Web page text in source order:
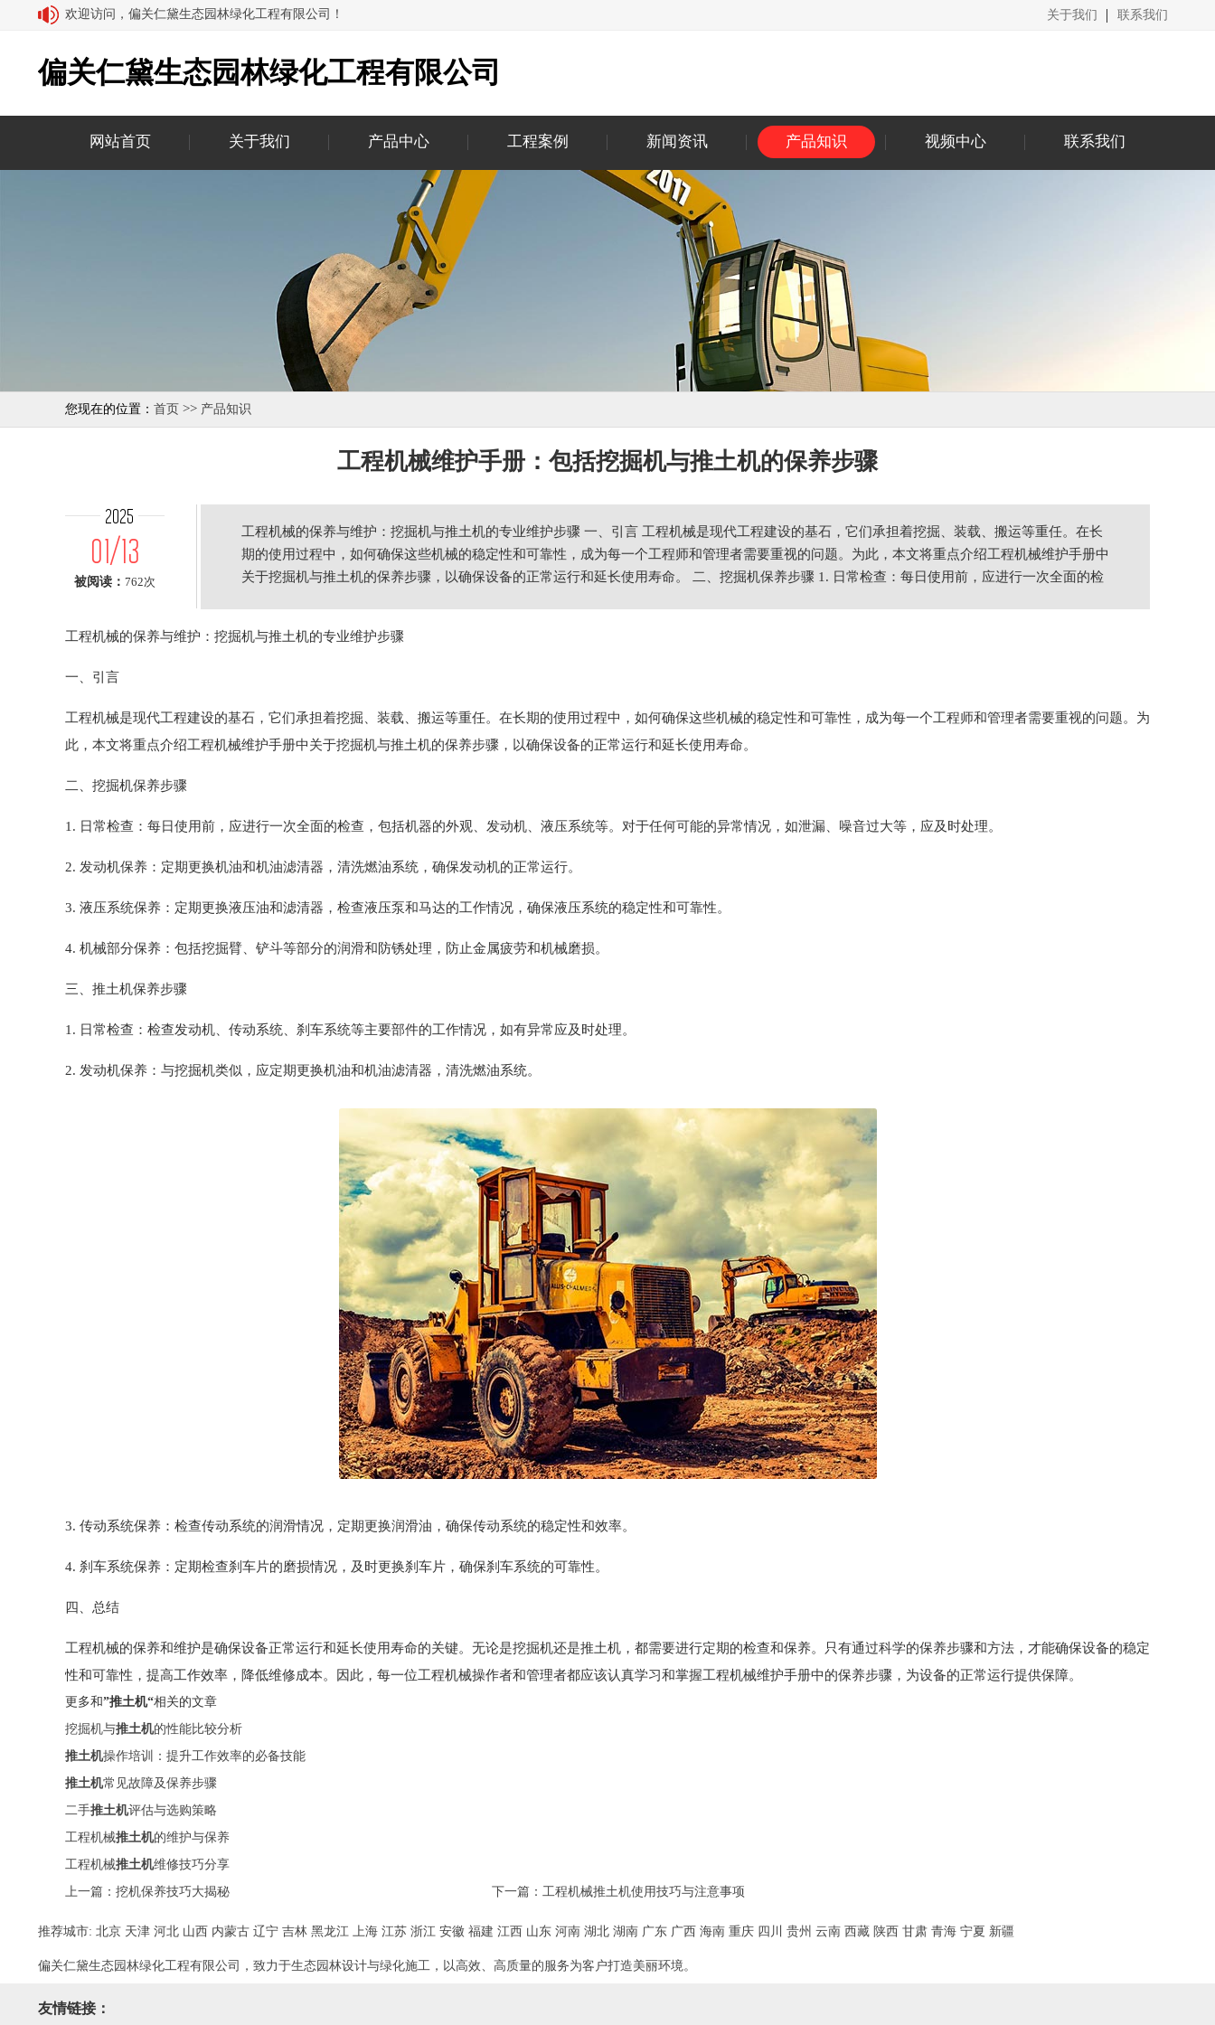
欢迎访问，偏关仁黛生态园林绿化工程有限公司！ 关于我们 联系我们
偏关仁黛生态园林绿化工程有限公司
网站首页 关于我们 产品中心 工程案例 新闻资讯 产品知识 视频中心 联系我们
您现在的位置： 首页 >> 产品知识
工程机械维护手册：包括挖掘机与推土机的保养步骤
2025
01/13
被阅读： 762次
工程机械的保养与维护：挖掘机与推土机的专业维护步骤 一、引言 工程机械是现代工程建设的基石，它们承担着挖掘、装载、搬运等重任。在长
期的使用过程中，如何确保这些机械的稳定性和可靠性，成为每一个工程师和管理者需要重视的问题。为此，本文将重点介绍工程机械维护手册中
关于挖掘机与推土机的保养步骤，以确保设备的正常运行和延长使用寿命。 二、挖掘机保养步骤 1. 日常检查：每日使用前，应进行一次全面的检
工程机械的保养与维护：挖掘机与推土机的专业维护步骤
一、引言
工程机械是现代工程建设的基石，它们承担着挖掘、装载、搬运等重任。在长期的使用过程中，如何确保这些机械的稳定性和可靠性，成为每一个工程师和管理者需要重视的问题。为
此，本文将重点介绍工程机械维护手册中关于挖掘机与推土机的保养步骤，以确保设备的正常运行和延长使用寿命。
二、挖掘机保养步骤
1. 日常检查：每日使用前，应进行一次全面的检查，包括机器的外观、发动机、液压系统等。对于任何可能的异常情况，如泄漏、噪音过大等，应及时处理。
2. 发动机保养：定期更换机油和机油滤清器，清洗燃油系统，确保发动机的正常运行。
3. 液压系统保养：定期更换液压油和滤清器，检查液压泵和马达的工作情况，确保液压系统的稳定性和可靠性。
4. 机械部分保养：包括挖掘臂、铲斗等部分的润滑和防锈处理，防止金属疲劳和机械磨损。
三、推土机保养步骤
1. 日常检查：检查发动机、传动系统、刹车系统等主要部件的工作情况，如有异常应及时处理。
2. 发动机保养：与挖掘机类似，应定期更换机油和机油滤清器，清洗燃油系统。
3. 传动系统保养：检查传动系统的润滑情况，定期更换润滑油，确保传动系统的稳定性和效率。
4. 刹车系统保养：定期检查刹车片的磨损情况，及时更换刹车片，确保刹车系统的可靠性。
四、总结
工程机械的保养和维护是确保设备正常运行和延长使用寿命的关键。无论是挖掘机还是推土机，都需要进行定期的检查和保养。只有通过科学的保养步骤和方法，才能确保设备的稳定
性和可靠性，提高工作效率，降低维修成本。因此，每一位工程机械操作者和管理者都应该认真学习和掌握工程机械维护手册中的保养步骤，为设备的正常运行提供保障。
更多和”推土机“相关的文章
挖掘机与推土机的性能比较分析
推土机操作培训：提升工作效率的必备技能
推土机常见故障及保养步骤
二手推土机评估与选购策略
工程机械推土机的维护与保养
工程机械推土机维修技巧分享
上一篇： 挖机保养技巧大揭秘 下一篇： 工程机械推土机使用技巧与注意事项
推荐城市: 北京 天津 河北 山西 内蒙古 辽宁 吉林 黑龙江 上海 江苏 浙江 安徽 福建 江西 山东 河南 湖北 湖南 广东 广西 海南 重庆 四川 贵州 云南 西藏 陕西 甘肃 青海 宁夏 新疆
偏关仁黛生态园林绿化工程有限公司，致力于生态园林设计与绿化施工，以高效、高质量的服务为客户打造美丽环境。
友情链接：